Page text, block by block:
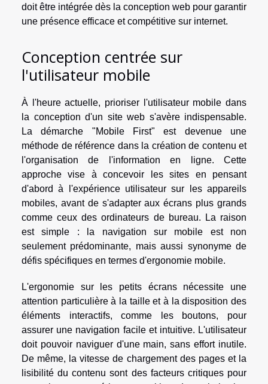
doit être intégrée dès la conception web pour garantir
une présence efficace et compétitive sur internet.
Conception centrée sur
l'utilisateur mobile
À l'heure actuelle, prioriser l'utilisateur mobile dans
la conception d'un site web s'avère indispensable.
La démarche "Mobile First" est devenue une
méthode de référence dans la création de contenu et
l'organisation de l'information en ligne. Cette
approche vise à concevoir les sites en pensant
d'abord à l'expérience utilisateur sur les appareils
mobiles, avant de s'adapter aux écrans plus grands
comme ceux des ordinateurs de bureau. La raison
est simple : la navigation sur mobile est non
seulement prédominante, mais aussi synonyme de
défis spécifiques en termes d'ergonomie mobile.
L'ergonomie sur les petits écrans nécessite une
attention particulière à la taille et à la disposition des
éléments interactifs, comme les boutons, pour
assurer une navigation facile et intuitive. L'utilisateur
doit pouvoir naviguer d'une main, sans effort inutile.
De même, la vitesse de chargement des pages et la
lisibilité du contenu sont des facteurs critiques pour